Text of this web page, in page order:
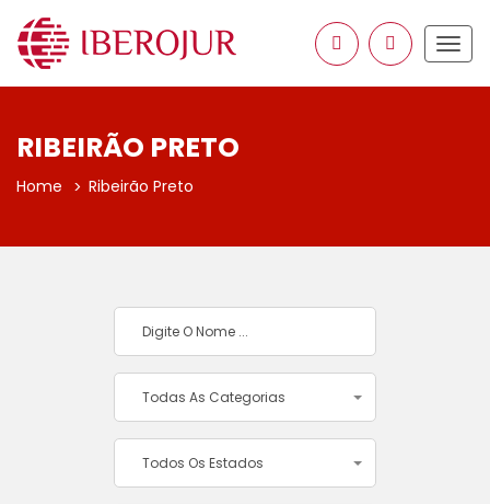
RIBEIRÃO PRETO
Home Ribeirão Preto
Todas As Categorias
Todos Os Estados